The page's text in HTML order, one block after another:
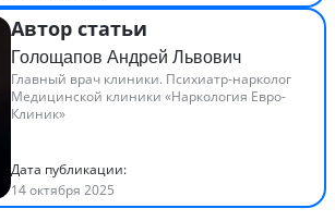
Автор статьи
Голощапов Андрей Львович
Главный врач клиники. Психиатр-нарколог
Медицинской клиники «Наркология Евро-
Клиник»
Дата публикации:
14 октября 2025